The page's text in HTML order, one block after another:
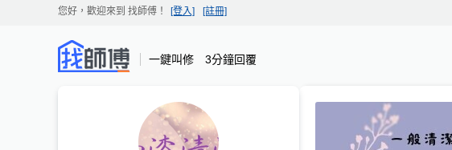
您好，歡迎來到 找師傅 ！ [登入] [註冊]
一鍵叫修 3分鐘回覆